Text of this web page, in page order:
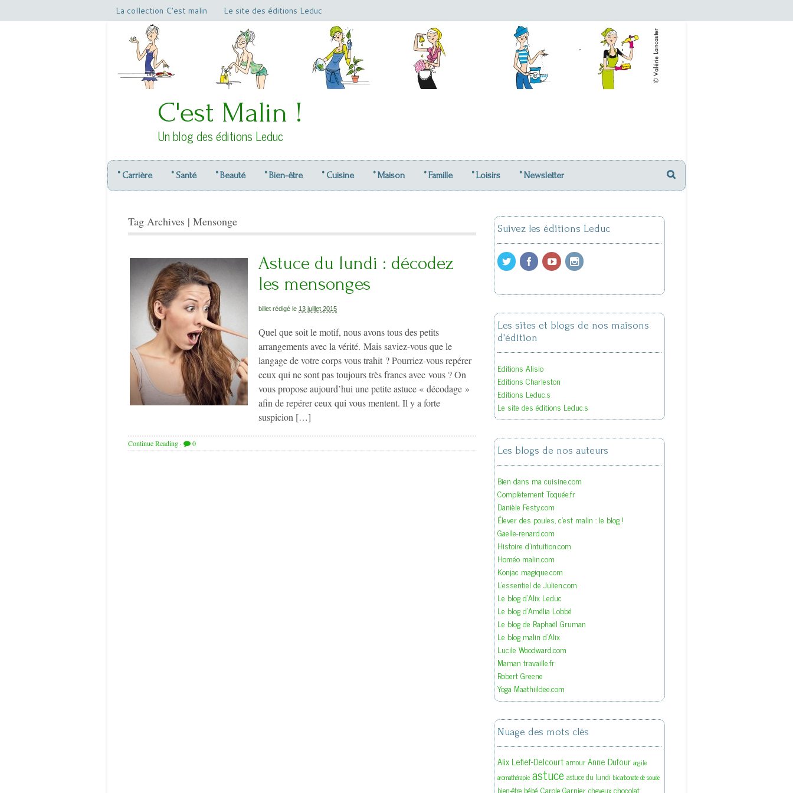
La collection C’est malin Le site des éditions Leduc
C'est Malin !
Un blog des éditions Leduc
° Carrière ° Santé ° Beauté ° Bien-être ° Cuisine ° Maison ° Famille ° Loisirs ° Newsletter
Tag Archives | Mensonge
Astuce du lundi : décodez
les mensonges
billet rédigé le 13 juillet 2015
Quel que soit le motif, nous avons tous des petits
arrangements avec la vérité. Mais saviez-vous que le
langage de votre corps vous trahit ? Pourriez-vous repérer
ceux qui ne sont pas toujours très francs avec vous ? On
vous propose aujourd’hui une petite astuce « décodage »
afin de repérer ceux qui vous mentent. Il y a forte
suspicion […]
Continue Reading · 0
Suivez les éditions Leduc
Les sites et blogs de nos maisons
d'édition
Editions Alisio
Editions Charleston
Editions Leduc.s
Le site des éditions Leduc.s
Les blogs de nos auteurs
Bien dans ma cuisine.com
Complètement Toquée.fr
Danièle Festy.com
Élever des poules, c'est malin : le blog !
Gaelle-renard.com
Histoire d'intuition.com
Homéo malin.com
Konjac magique.com
L'essentiel de Julien.com
Le blog d'Alix Leduc
Le blog d'Amélia Lobbé
Le blog de Raphaël Gruman
Le blog malin d'Alix
Lucile Woodward.com
Maman travaille.fr
Robert Greene
Yoga Maathiildee.com
Nuage des mots clés
Alix Lefief-Delcourt amour Anne Dufour argile
aromathérapie astuce astuce du lundi bicarbonate de soude
bébé Carole Garnier chocolat